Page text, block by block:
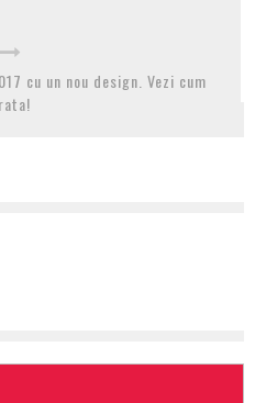
cu un nou design. Vezi cum